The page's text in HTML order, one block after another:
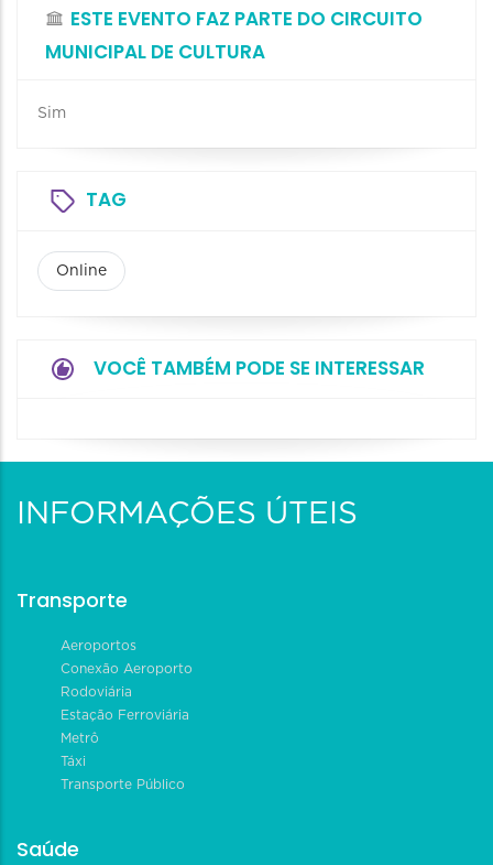
ESTE EVENTO FAZ PARTE DO CIRCUITO
MUNICIPAL DE CULTURA
Sim
TAG
Online
VOCÊ TAMBÉM PODE SE INTERESSAR
INFORMAÇÕES ÚTEIS
Transporte
Aeroportos
Conexão Aeroporto
Rodoviária
Estação Ferroviária
Metrô
Táxi
Transporte Público
Saúde